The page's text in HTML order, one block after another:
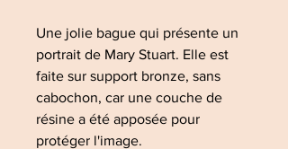
Une jolie bague qui présente un
portrait de Mary Stuart. Elle est
faite sur support bronze, sans
cabochon, car une couche de
résine a été apposée pour
protéger l'image.